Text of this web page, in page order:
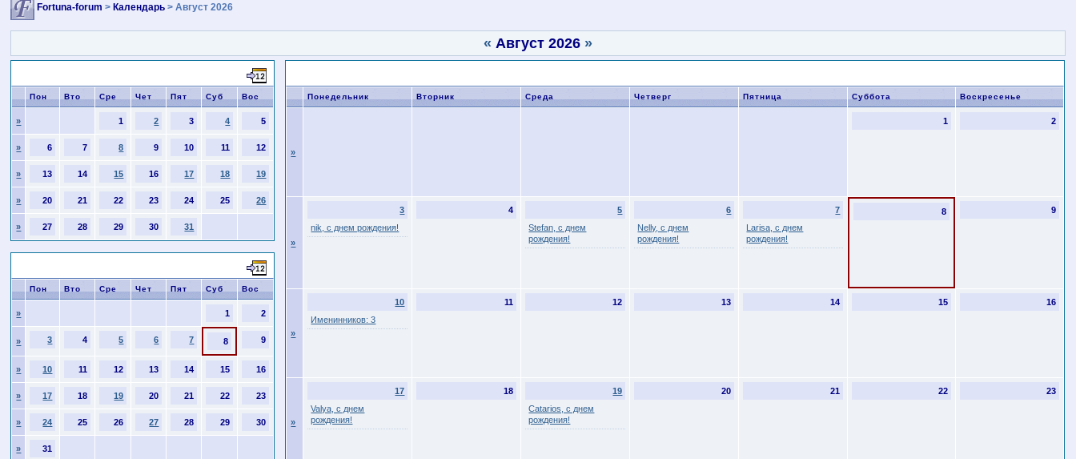
Fortuna-forum >Календарь > Август 2026
« Август 2026 »
Пон Вто Сре Чет Пят Суб Вос
» 1 2 3 4 5
» 6 7 8 9 10 11 12
» 13 14 15 16 17 18 19
» 20 21 22 23 24 25 26
» 27 28 29 30 31
Пон Вто Сре Чет Пят Суб Вос
» 1 2
» 3 4 5 6 7 8 9
» 10 11 12 13 14 15 16
» 17 18 19 20 21 22 23
» 24 25 26 27 28 29 30
» 31
Понедельник Вторник Среда Четверг Пятница Суббота Воскресенье
»
1 2
»
3
nik, с днем рождения!
4
5
Stefan, с днем
рождения!
6
Nelly, с днем
рождения!
7
Larisa, с днем
рождения!
8 9
»
10
Именинников: 3
11 12 13 14 15 16
»
17
Valya, с днем
рождения!
18
19
Catarios, с днем
рождения!
20 21 22 23